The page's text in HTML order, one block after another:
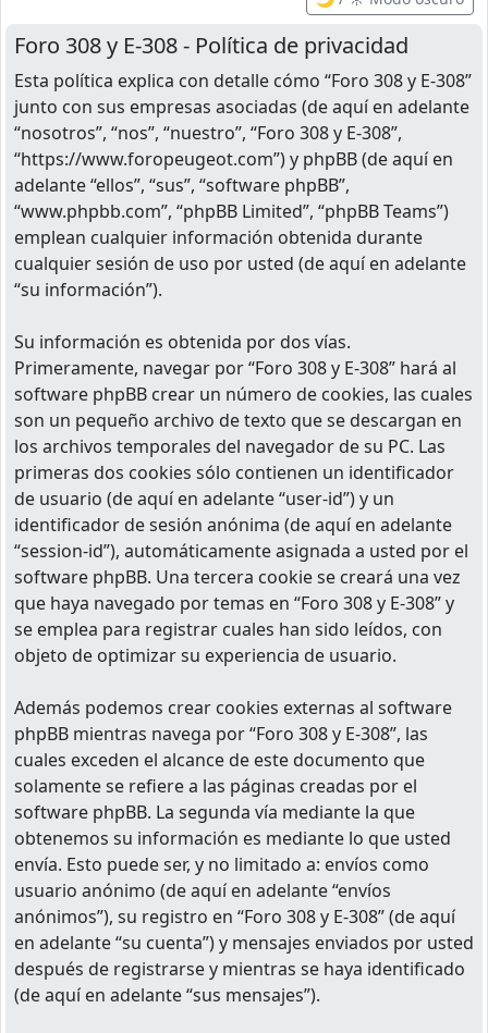
Foro 308 y E-308 - Política de privacidad
Esta política explica con detalle cómo “Foro 308 y E-308”
junto con sus empresas asociadas (de aquí en adelante
“nosotros”, “nos”, “nuestro”, “Foro 308 y E-308”,
“https://www.foropeugeot.com”) y phpBB (de aquí en
adelante “ellos”, “sus”, “software phpBB”,
“www.phpbb.com”, “phpBB Limited”, “phpBB Teams”)
emplean cualquier información obtenida durante
cualquier sesión de uso por usted (de aquí en adelante
“su información”).
Su información es obtenida por dos vías.
Primeramente, navegar por “Foro 308 y E-308” hará al
software phpBB crear un número de cookies, las cuales
son un pequeño archivo de texto que se descargan en
los archivos temporales del navegador de su PC. Las
primeras dos cookies sólo contienen un identificador
de usuario (de aquí en adelante “user-id”) y un
identificador de sesión anónima (de aquí en adelante
“session-id”), automáticamente asignada a usted por el
software phpBB. Una tercera cookie se creará una vez
que haya navegado por temas en “Foro 308 y E-308” y
se emplea para registrar cuales han sido leídos, con
objeto de optimizar su experiencia de usuario.
Además podemos crear cookies externas al software
phpBB mientras navega por “Foro 308 y E-308”, las
cuales exceden el alcance de este documento que
solamente se refiere a las páginas creadas por el
software phpBB. La segunda vía mediante la que
obtenemos su información es mediante lo que usted
envía. Esto puede ser, y no limitado a: envíos como
usuario anónimo (de aquí en adelante “envíos
anónimos”), su registro en “Foro 308 y E-308” (de aquí
en adelante “su cuenta”) y mensajes enviados por usted
después de registrarse y mientras se haya identificado
(de aquí en adelante “sus mensajes”).